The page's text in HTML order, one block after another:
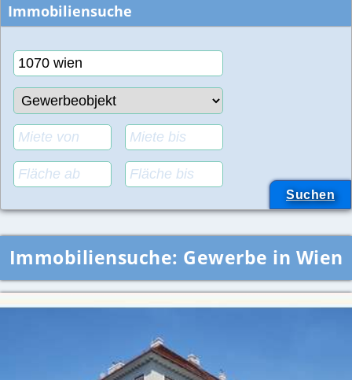
Immobiliensuche
Immobiliensuche: Gewerbe in Wien